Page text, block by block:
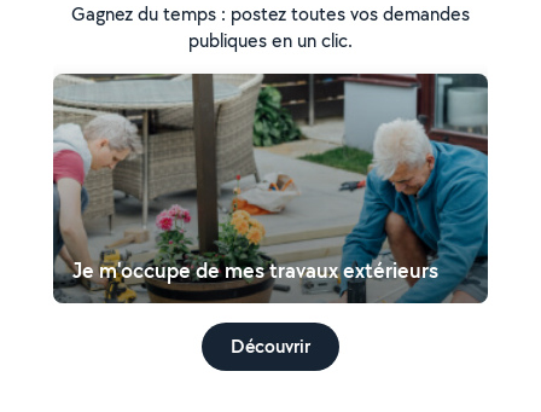
Gagnez du temps : postez toutes vos demandes
publiques en un clic.
Je m'occupe de mes travaux extérieurs
Découvrir